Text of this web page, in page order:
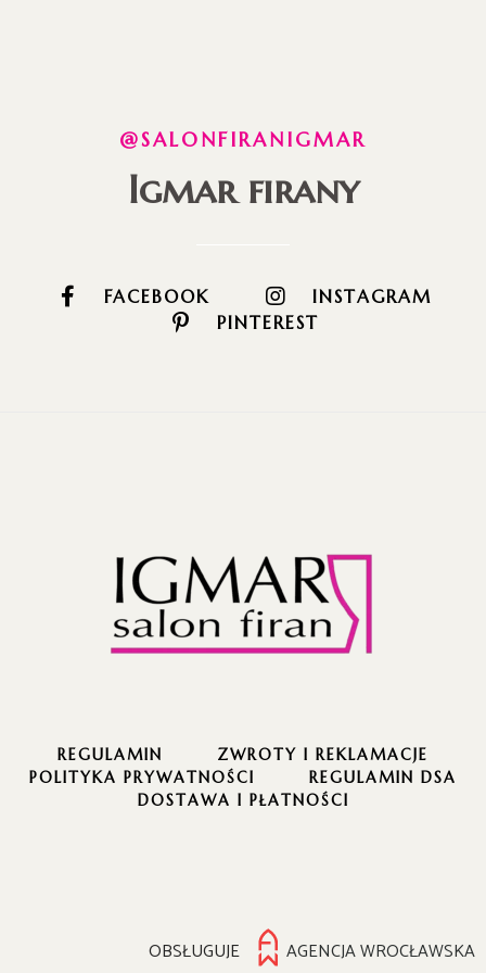
@SALONFIRANIGMAR
Igmar firany
FACEBOOK
INSTAGRAM
PINTEREST
REGULAMIN
ZWROTY I REKLAMACJE
POLITYKA PRYWATNOŚCI
REGULAMIN DSA
DOSTAWA I PŁATNOŚCI
OBSŁUGUJE AGENCJA WROCŁAWSKA